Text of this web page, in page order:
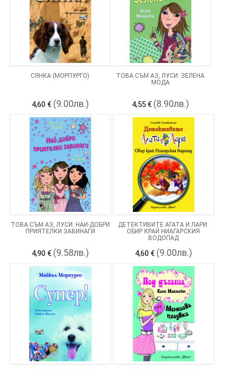
СЯНКА (МОРПУРГО)
4,60 € (9.00лв.)
ТОВА СЪМ АЗ, ЛУСИ: ЗЕЛЕНА
МОДА
4,55 € (8.90лв.)
ТОВА СЪМ АЗ, ЛУСИ: НАЙ-ДОБРИ
ПРИЯТЕЛКИ ЗАВИНАГИ
4,90 € (9.58лв.)
ДЕТЕКТИВИТЕ АГАТА И ЛАРИ:
ОБИР КРАЙ НИАГАРСКИЯ
ВОДОПАД
4,60 € (9.00лв.)